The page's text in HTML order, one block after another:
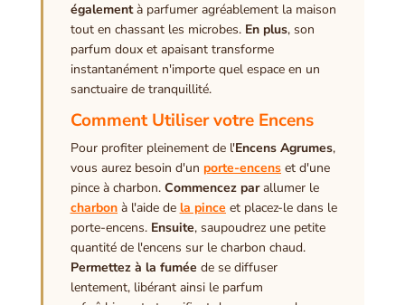
égalementà parfumer agréablement la maison
tout en chassant les microbes. En plus, son
parfum doux et apaisant transforme
instantanément n'importe quel espace en un
sanctuaire de tranquillité.
Comment Utiliser votre Encens
Pour profiter pleinement de l'Encens Agrumes,
vous aurez besoin d'un porte-encenset d'une
pince à charbon. Commencez parallumer le
charbonà l'aide de la pince et placez-le dans le
porte-encens. Ensuite, saupoudrez une petite
quantité de l'encens sur le charbon chaud.
Permettez à la fumée de se diffuser
lentement, libérant ainsi le parfum